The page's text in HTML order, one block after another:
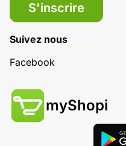
S'inscrire
Suivez nous
Facebook
myShopi